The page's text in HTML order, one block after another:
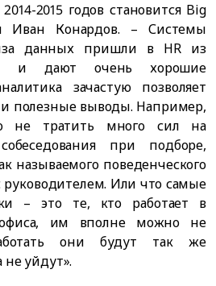
2015 годов становится Big
Иван Конардов. – Системы
данных пришли в HR из
и дают очень хорошие
зачастую позволяет
полезные выводы. Например,
не тратить много сил на
при подборе,
называемого поведенческого
Или что самые
– это те, кто работает в
им вполне можно не
они будут так же
уйдут».